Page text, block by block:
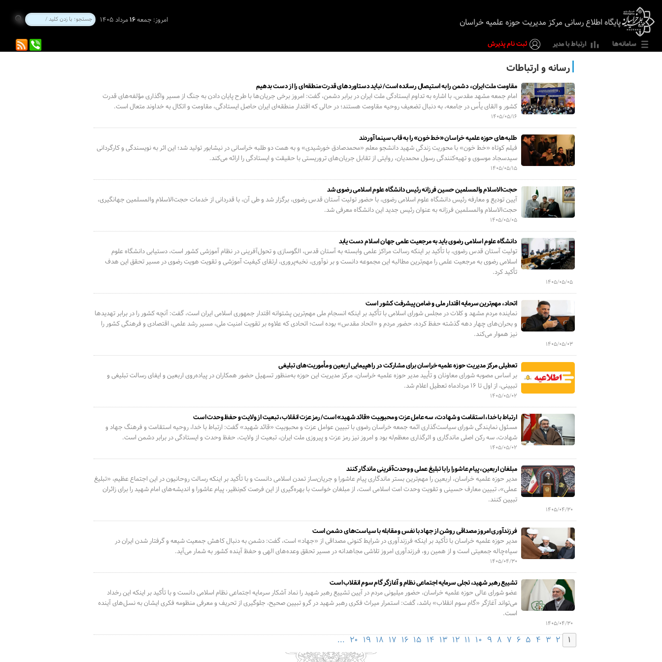
پایگاه اطلاع رسانی مرکز مدیریت حوزه علمیه خراسان امروز: جمعه۱۶مرداد ۱۴۰۵
سامانه‌ها ارتباط با مدیر ثبت نام پذیرش
رسانه و ارتباطات
مقاومت ملت ایران، دشمن را به استیصال رسانده است/ نباید دستاوردهای قدرت منطقه‌ای را از دست بدهیم
امام جمعه مشهد مقدس، با اشاره به تداوم ایستادگی ملت ایران در برابر دشمن، گفت: امروز برخی جریان‌ها با طرح پایان دادن به جنگ از مسیر واگذاری مؤلفه‌های قدرت
کشور و القای یأس در جامعه، به دنبال تضعیف روحیه مقاومت هستند؛ در حالی که اقتدار منطقه‌ای ایران حاصل ایستادگی، مقاومت و اتکال به خداوند متعال است.
۱۴۰۵/۰۵/۱۶
طلبه‌های حوزه علمیه خراسان «خط خون» را به قاب سینما آوردند
فیلم کوتاه «خط خون» با محوریت زندگی شهید دانشجو معلم «محمدصادق خورشیدی» و به همت دو طلبه خراسانی در نیشابور تولید شد؛ این اثر به نویسندگی و کارگردانی
سیدسجاد موسوی و تهیه‌کنندگی رسول محمدیان، روایتی از تقابل جریان‌های تروریستی با حقیقت و ایستادگی را ارائه می‌کند.
۱۴۰۵/۰۵/۱۵
حجت‌الاسلام والمسلمین حسین فرزانه رئیس دانشگاه علوم اسلامی رضوی شد
آیین تودیع و معارفه رئیس دانشگاه علوم اسلامی رضوی، با حضور تولیت آستان قدس رضوی، برگزار شد و طی آن، با قدردانی از خدمات حجت‌الاسلام والمسلمین جهانگیری،
حجت‌الاسلام والمسلمین فرزانه به عنوان رئیس جدید این دانشگاه معرفی شد.
۱۴۰۵/۰۵/۰۵
دانشگاه علوم اسلامی رضوی باید به مرجعیت علمی جهان اسلام دست یابد
تولیت آستان قدس رضوی، با تأکید بر اینکه رسالت مراکز علمی وابسته به آستان قدس، الگوسازی و تحول‌آفرینی در نظام آموزشی کشور است، دستیابی دانشگاه علوم
اسلامی رضوی به مرجعیت علمی را مهم‌ترین مطالبه این مجموعه دانست و بر نوآوری، نخبه‌پروری، ارتقای کیفیت آموزشی و تقویت هویت رضوی در مسیر تحقق این هدف
تأکید کرد.
۱۴۰۵/۰۵/۰۵
اتحاد، مهم‌ترین سرمایه اقتدار ملی و ضامن پیشرفت کشور است
نماینده مردم مشهد و کلات در مجلس شورای اسلامی با تأکید بر اینکه انسجام ملی مهم‌ترین پشتوانه اقتدار جمهوری اسلامی ایران است، گفت: آنچه کشور را در برابر تهدیدها
و بحران‌های چهار دهه گذشته حفظ کرده، حضور مردم و «اتحاد مقدس» بوده است؛ اتحادی که علاوه بر تقویت امنیت ملی، مسیر رشد علمی، اقتصادی و فرهنگی کشور را
نیز هموار می‌کند.
۱۴۰۵/۰۵/۰۳
تعطیلی مرکز مدیریت حوزه علمیه خراسان برای مشارکت در راهپیمایی اربعین و مأموریت‌های تبلیغی
بر اساس مصوبه شورای معاونان و تأیید مدیر حوزه علمیه خراسان، مرکز مدیریت این حوزه به‌منظور تسهیل حضور همکاران در پیاده‌روی اربعین و ایفای رسالت تبلیغی و
تبیینی، از اول تا ۱۶ مردادماه تعطیل اعلام شد.
۱۴۰۵/۰۵/۰۲
ارتباط با خدا، استقامت و شهادت، سه عامل عزت و محبوبیت «قائد شهید» است/ رمز عزت انقلاب، تبعیت از ولایت و حفظ وحدت است
مسئول نمایندگی شورای سیاست‌گذاری ائمه جمعه خراسان رضوی با تبیین عوامل عزت و محبوبیت «قائد شهید» گفت: ارتباط با خدا، روحیه استقامت و فرهنگ جهاد و
شهادت، سه رکن اصلی ماندگاری و اثرگذاری معظم‌له بود و امروز نیز رمز عزت و پیروزی ملت ایران، تبعیت از ولایت، حفظ وحدت و ایستادگی در برابر دشمن است.
۱۴۰۵/۰۵/۰۲
مبلغان اربعین، پیام عاشورا را با تبلیغ عملی و وحدت‌آفرینی ماندگار کنند
مدیر حوزه علمیه خراسان، اربعین را مهم‌ترین بستر ماندگاری پیام عاشورا و جریان‌ساز تمدن اسلامی دانست و با تأکید بر اینکه رسالت روحانیون در این اجتماع عظیم، «تبلیغ
عملی»، تبیین معارف حسینی و تقویت وحدت امت اسلامی است، از مبلغان خواست با بهره‌گیری از این فرصت کم‌نظیر، پیام عاشورا و اندیشه‌های امام شهید را برای زائران
تبیین کنند.
۱۴۰۵/۰۴/۳۰
فرزندآوری امروز مصداقی روشن از جهاد با نفس و مقابله با سیاست‌های دشمن است
مدیر حوزه علمیه خراسان با تأکید بر اینکه فرزندآوری در شرایط کنونی مصداقی از «جهاد» است، گفت: دشمن به دنبال کاهش جمعیت شیعه و گرفتار شدن ایران در
سیاه‌چاله جمعیتی است و از همین رو، فرزندآوری امروز تلاشی مجاهدانه در مسیر تحقق وعده‌های الهی و حفظ آینده کشور به شمار می‌آید.
۱۴۰۵/۰۴/۳۰
تشییع رهبر شهید، تجلی سرمایه اجتماعی نظام و آغازگر گام سوم انقلاب است
عضو شورای عالی حوزه علمیه خراسان، حضور میلیونی مردم در آیین تشییع رهبر شهید را نماد آشکار سرمایه اجتماعی نظام اسلامی دانست و با تأکید بر اینکه این رخداد
می‌تواند آغازگر «گام سوم انقلاب» باشد، گفت: استمرار میراث فکری رهبر شهید در گرو تبیین صحیح، جلوگیری از تحریف و معرفی منظومه فکری ایشان به نسل‌های آینده
است.
۱۴۰۵/۰۴/۳۰
۱ ۲ ۳ ۴ ۵ ۶ ۷ ۸ ۹ ۱۰ ۱۱ ۱۲ ۱۳ ۱۴ ۱۵ ۱۶ ۱۷ ۱۸ ۱۹ ۲۰ ...